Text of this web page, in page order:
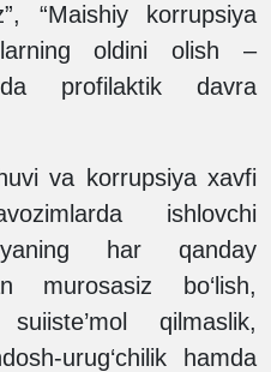
“Maishiy korrupsiya
oldini olish –
profilaktik davra
va korrupsiya xavfi
ishlovchi
har qanday
murosasiz bo‘lish,
qilmaslik,
urug‘chilik hamda